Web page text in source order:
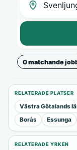
0 matchande
RELATERADE PLATSER
Västra Götalands
Borås
Essunga
RELATERADE YRKEN